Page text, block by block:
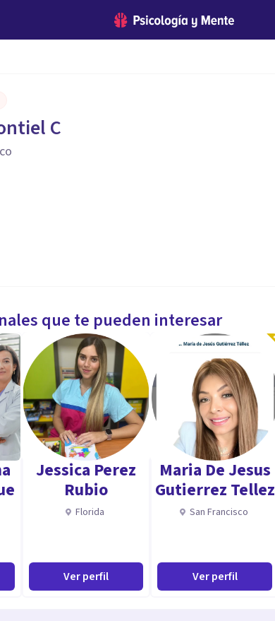
C
que te pueden interesar
Jessica Perez
Rubio
Florida
Ver perfil
Maria De Jesus
Gutierrez Tellez
San Francisco
Ver perfil